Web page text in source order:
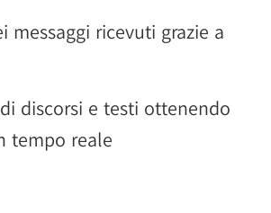
messaggi ricevuti grazie a
discorsi e testi ottenendo
tempo reale